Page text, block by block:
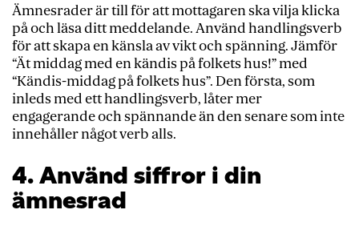
Ämnesrader är till för att mottagaren ska vilja klicka
på och läsa ditt meddelande. Använd handlingsverb
för att skapa en känsla av vikt och spänning. Jämför
“Ät middag med en kändis på folkets hus!” med
“Kändis-middag på folkets hus”. Den första, som
inleds med ett handlingsverb, låter mer
engagerande och spännande än den senare som inte
innehåller något verb alls.
4. Använd siffror i din
ämnesrad